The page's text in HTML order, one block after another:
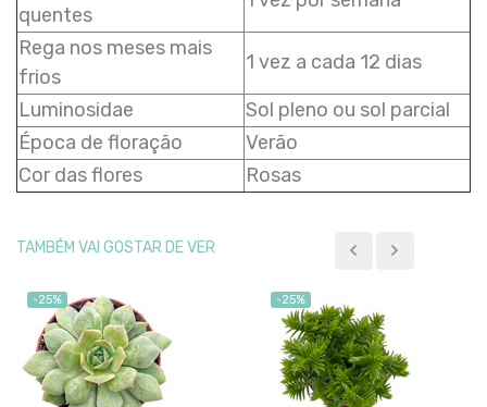
quentes
Rega nos meses mais
frios
1 vez a cada 12 dias
Luminosidae
Sol pleno ou sol parcial
Época de floração
Verão
Cor das flores
Rosas
TAMBÉM VAI GOSTAR DE VER
-25% -25%